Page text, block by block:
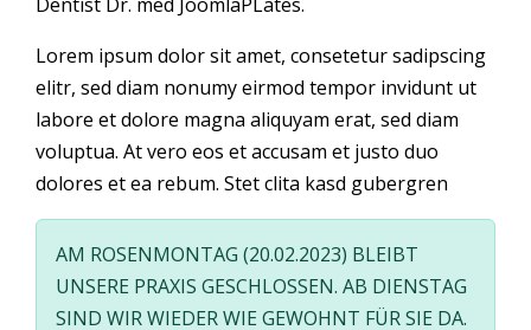
Lorem ipsum dolor sit amet, consetetur sadipscing
elitr, sed diam nonumy eirmod tempor invidunt ut
labore et dolore magna aliquyam erat, sed diam
voluptua. At vero eos et accusam et justo duo
dolores et ea rebum. Stet clita kasd gubergren
AM ROSENMONTAG (20.02.2023) BLEIBT
UNSERE PRAXIS GESCHLOSSEN. AB DIENSTAG
SIND WIR WIEDER WIE GEWOHNT FÜR SIE DA.